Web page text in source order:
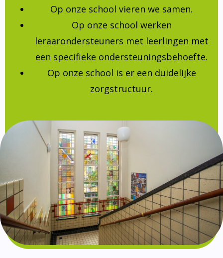
Op onze school vieren we samen.
Op onze school werken
leraarondersteuners met leerlingen met
een specifieke ondersteuningsbehoefte.
Op onze school is er een duidelijke
zorgstructuur.